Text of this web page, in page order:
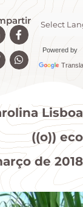
Powered by
Lisboa
((o)) eco
de 2018